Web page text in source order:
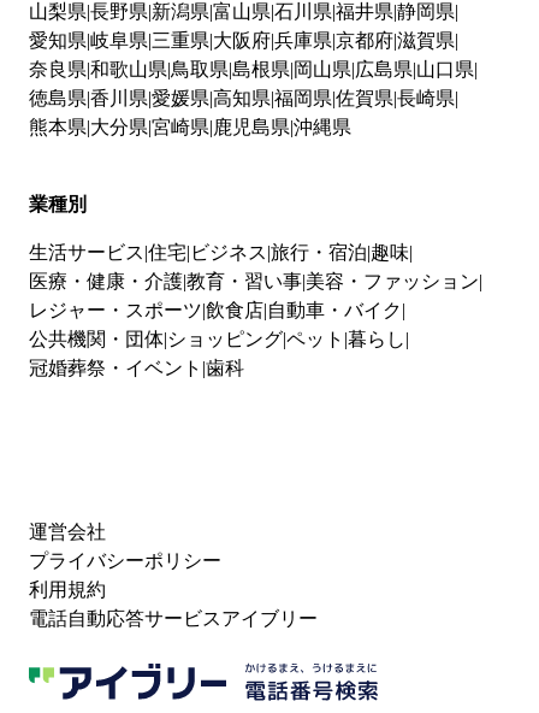
山梨県 長野県 新潟県 富山県 石川県 福井県 静岡県
愛知県 岐阜県 三重県 大阪府兵庫県 京都府滋賀県
奈良県 和歌山県 鳥取県 島根県 岡山県 広島県 山口県
徳島県 香川県 愛媛県 高知県 福岡県 佐賀県 長崎県
熊本県 大分県 宮崎県 鹿児島県 沖縄県
業種別
生活サービス 住宅 ビジネス 旅行・宿泊 趣味
医療・健康・介護教育・習い事 美容・ファッション
レジャー・スポーツ 飲食店 自動車・バイク
公共機関・団体 ショッピングペット 暮らし
冠婚葬祭・イベント 歯科
運営会社
プライバシーポリシー
利用規約
電話自動応答サービスアイブリー